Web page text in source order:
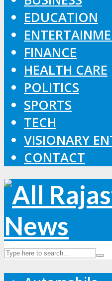
EDUCATION
FINANCE
HEALTH CARE
POLITICS
SPORTS
TECH
VISIONARY
CONTACT